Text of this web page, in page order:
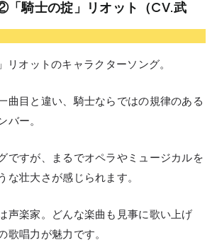
騎士の掟」リオット（CV.武
リオットのキャラクターソング。
曲目と違い、騎士ならではの規律のある
バー。
ですが、まるでオペラやミュージカルを
な壮大さが感じられます。
声楽家。どんな楽曲も見事に歌い上げ
歌唱力が魅力です。